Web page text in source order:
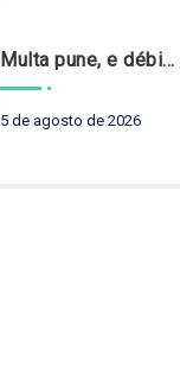
Multa pune, e débito recompõe. § 3º do art. 71 da Constituição: um problema de legística formal
5 de agosto de 2026